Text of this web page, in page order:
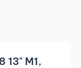
13" M1,